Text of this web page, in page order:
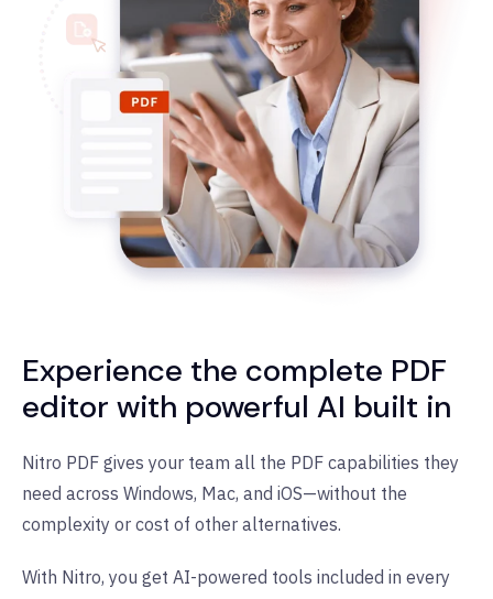
Experience the complete PDF
editor with powerful AI built in
Nitro PDF gives your team all the PDF capabilities they
need across Windows, Mac, and iOS—without the
complexity or cost of other alternatives.
With Nitro, you get AI-powered tools included in every